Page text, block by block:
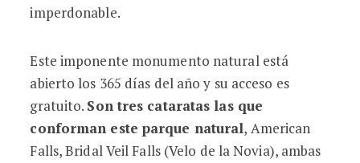
imperdonable.
Este imponente monumento natural está
abierto los 365 días del año y su acceso es
gratuito. Son tres cataratas las que
conforman este parque natural, American
Falls, Bridal Veil Falls (Velo de la Novia), ambas